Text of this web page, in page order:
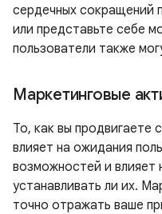
сердечных сокращений
или представьте себе
пользователи также
Маркетинговые
То, как вы продвигаете
влияет на ожидания
возможностей и влияет
устанавливать ли их.
точно отражать ваше